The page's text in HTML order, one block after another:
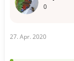
0
27. Apr. 2020